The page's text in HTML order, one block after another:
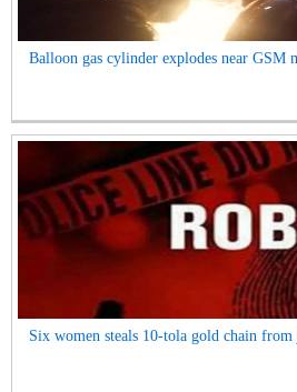
Balloon gas cylinder explodes near GSM
Six women steals 10-tola gold chain